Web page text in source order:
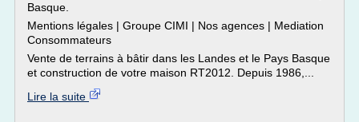
Basque.
Mentions légales | Groupe CIMI | Nos agences | Mediation
Consommateurs
Vente de terrains à bâtir dans les Landes et le Pays Basque
et construction de votre maison RT2012. Depuis 1986,...
Lire la suite